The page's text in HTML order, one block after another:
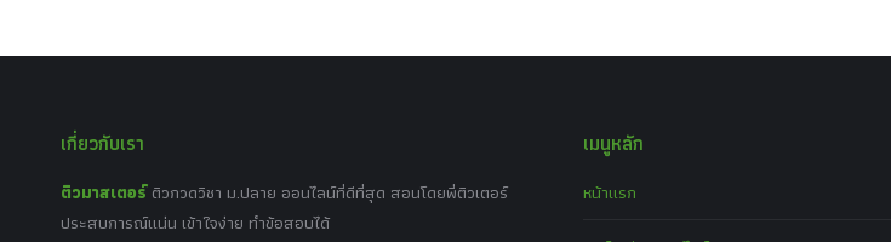
เกี่ยวกับเรา
ติวมาสเตอร์ ติวกวดวิชา ม.ปลาย ออนไลน์ที่ดีที่สุด สอนโดยพี่ติวเตอร์
ประสบการณ์แน่น เข้าใจง่าย ทำข้อสอบได้
เมนูหลัก
หน้าแรก